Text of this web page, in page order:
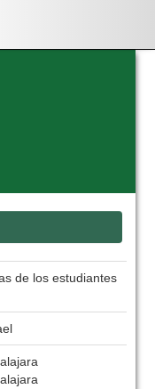
de los estudiantes